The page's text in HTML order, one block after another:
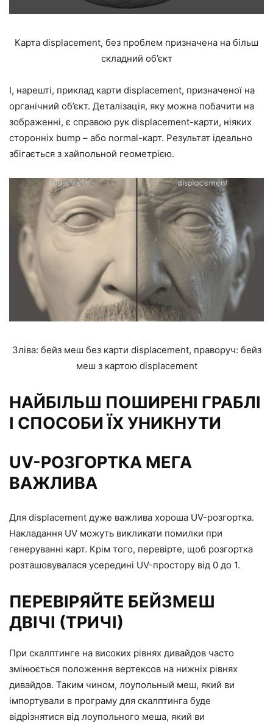
Карта displacement, без проблем призначена на більш
складний об’єкт
І, нарешті, приклад карти displacement, призначеної на
органічний об’єкт. Деталізація, яку можна побачити на
зображенні, є справою рук displacement-карти, ніяких
сторонніх bump – або normal-карт. Результат ідеально
збігається з хайпольной геометрією.
Зліва: бейз меш без карти displacement, праворуч: бейз
меш з картою displacement
НАЙБІЛЬШ ПОШИРЕНІ ГРАБЛІ
І СПОСОБИ ЇХ УНИКНУТИ
UV-РОЗГОРТКА МЕГА
ВАЖЛИВА
Для displacement дуже важлива хороша UV-розгортка.
Накладання UV можуть викликати помилки при
генеруванні карт. Крім того, перевірте, щоб розгортка
розташовувалася усередині UV-простору від 0 до 1.
ПЕРЕВІРЯЙТЕ БЕЙЗМЕШ
ДВІЧІ (ТРИЧІ)
При скалптинге на високих рівнях дивайдов часто
змінюється положення вертексов на нижніх рівнях
дивайдов. Таким чином, лоупольный меш, який ви
імпортували в програму для скалптинга буде
відрізнятися від лоупольного меша, який ви